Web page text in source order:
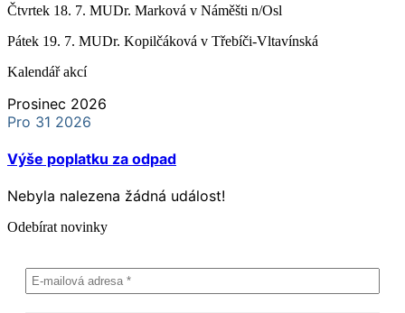
Čtvrtek 18. 7. MUDr. Marková v Náměšti n/Osl
Pátek 19. 7. MUDr. Kopilčáková v Třebíči-Vltavínská
Kalendář akcí
Prosinec 2026
Pro 31 2026
Výše poplatku za odpad
Nebyla nalezena žádná událost!
Odebírat novinky